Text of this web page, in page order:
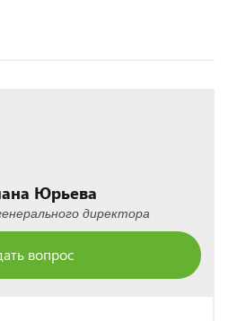
Юрьева
директора
вопрос